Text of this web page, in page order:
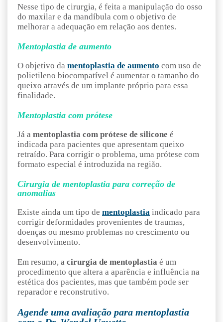
Nesse tipo de cirurgia, é feita a manipulação do osso
do maxilar e da mandíbula com o objetivo de
melhorar a adequação em relação aos dentes.
Mentoplastia de aumento
O objetivo da mentoplastia de aumento com uso de
polietileno biocompatível é aumentar o tamanho do
queixo através de um implante próprio para essa
finalidade.
Mentoplastia com prótese
Já a mentoplastia com prótese de silicone é
indicada para pacientes que apresentam queixo
retraído. Para corrigir o problema, uma prótese com
formato especial é introduzida na região.
Cirurgia de mentoplastia para correção de
anomalias
Existe ainda um tipo de mentoplastia indicado para
corrigir deformidades provenientes de traumas,
doenças ou mesmo problemas no crescimento ou
desenvolvimento.
Em resumo, a cirurgia de mentoplastia é um
procedimento que altera a aparência e influência na
estética dos pacientes, mas que também pode ser
reparador e reconstrutivo.
Agende uma avaliação para mentoplastia